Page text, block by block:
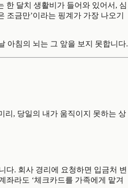
한 달치 생활비가 들어와 있어서, 심
조금만’이라는 핑계가 가장 나오기
아침의 뇌는 그 앞을 보지 못합니다.
리, 당일의 내가 움직이지 못하는 상
다. 회사 경리에 요청하면 입금처 변
좌라도 ‘체크카드를 가족에게 맡겨